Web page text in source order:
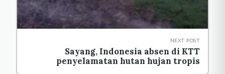
NEXT POST
Sayang, Indonesia absen di KTT
penyelamatan hutan hujan tropis